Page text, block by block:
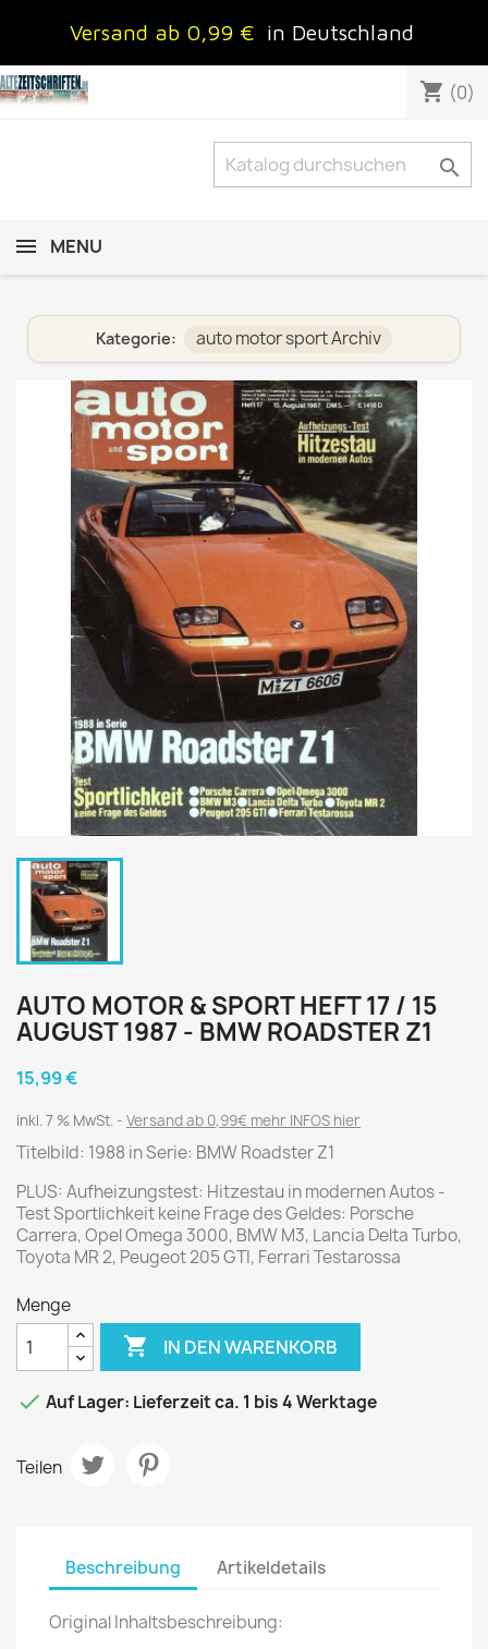
Versand ab 0,99 € in Deutschland
shopping_cart (0)

MENU
Kategorie: auto motor sport Archiv
AUTO MOTOR & SPORT HEFT 17 / 15
AUGUST 1987 - BMW ROADSTER Z1
15,99 €
inkl. 7 % MwSt. Versand ab 0,99€ mehr INFOS hier
Titelbild: 1988 in Serie: BMW Roadster Z1
PLUS: Aufheizungstest: Hitzestau in modernen Autos -
Test Sportlichkeit keine Frage des Geldes: Porsche
Carrera, Opel Omega 3000, BMW M3, Lancia Delta Turbo,
Toyota MR 2, Peugeot 205 GTI, Ferrari Testarossa
Menge
 IN DEN WARENKORB
 Auf Lager: Lieferzeit ca. 1 bis 4 Werktage
Teilen
Beschreibung Artikeldetails
Original Inhaltsbeschreibung: